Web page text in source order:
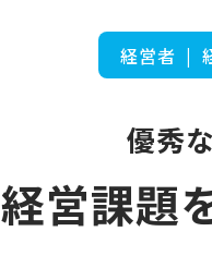
経営者 |
優秀
経営課題